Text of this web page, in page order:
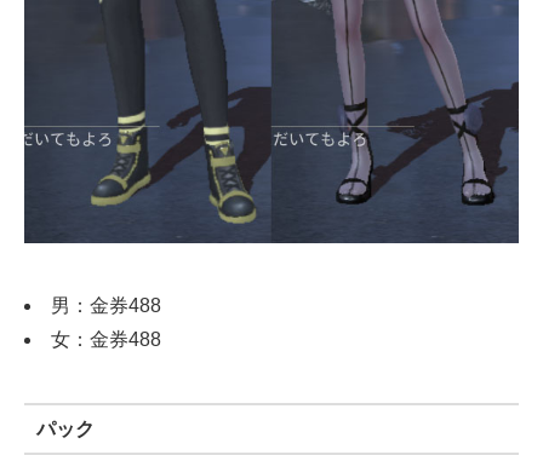
男：金券488
女：金券488
パック